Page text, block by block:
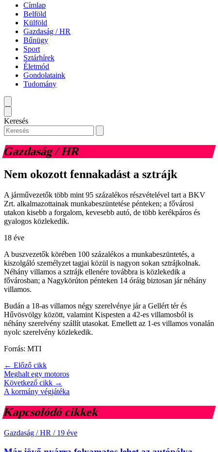
Címlap
Belföld
Külföld
Gazdaság / HR
Bűnügy
Sport
Sztárhírek
Életmód
Gondolataink
Tudomány
Keresés
Gazdaság / HR
Nem okozott fennakadást a sztrájk
A járművezetők több mint 95 százalékos részvételével tart a BKV
Zrt. alkalmazottainak munkabeszüntetése pénteken; a fővárosi
utakon kisebb a forgalom, kevesebb autó, de több kerékpáros és
gyalogos közlekedik.
18 éve
A buszvezetők körében 100 százalékos a munkabeszüntetés, a
kiszolgáló személyzet tagjai közül is nagyon sokan sztrájkolnak.
Néhány villamos a sztrájk ellenére továbbra is közlekedik a
fővárosban; a Nagykörúton pénteken 14 óráig biztosan jár néhány
villamos.
Budán a 18-as villamos négy szerelvénye jár a Gellért tér és
Hűvösvölgy között, valamint Kispesten a 42-es villamosból is
néhány szerelvény szállít utasokat. Emellett az 1-es villamos vonalán
nyolc szerelvény közlekedik.
Forrás: MTI
← Előző cikk
Meghalt egy motoros
Következő cikk →
A kormány végjátéka
Kapcsolódó cikkek
Gazdaság / HR / 19 éve